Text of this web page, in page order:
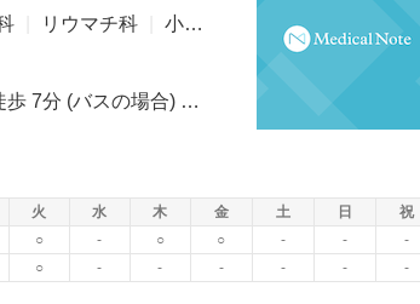
リウマチ科 小児科 糖尿病内科
ＪＲ東日本 内房線 姉ヶ崎駅 徒歩 7分 (バスの場合) 大道下停留所下車 徒歩約 1分
火 水 木 金 土 日
祝
○ - ○ ○ - -
-
○ - - - - - -